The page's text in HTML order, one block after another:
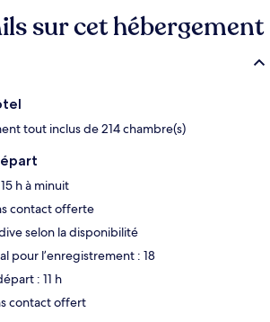
sur cet hébergement
tout inclus de 214 chambre(s)
h à minuit
contact offerte
selon la disponibilité
pour l’enregistrement : 18
: 11 h
contact offert